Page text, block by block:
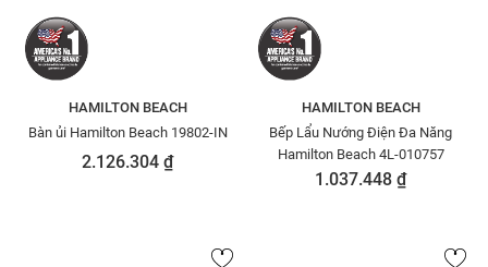
HAMILTON BEACH
Bàn ủi Hamilton Beach 19802-IN
2.126.304 ₫
HAMILTON BEACH
Bếp Lẩu Nướng Điện Đa Năng
Hamilton Beach 4L-010757
1.037.448 ₫